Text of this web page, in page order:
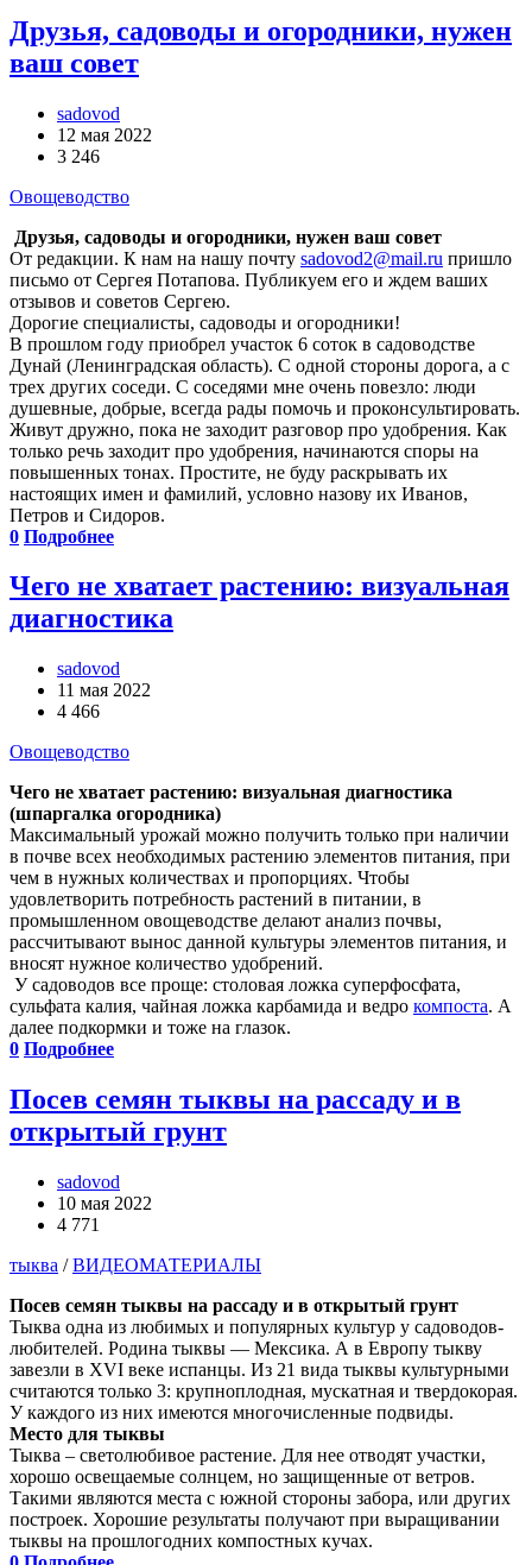
Друзья, садоводы и огородники, нужен
ваш совет
sadovod
12 мая 2022
3 246
Овощеводство
Друзья, садоводы и огородники, нужен ваш совет
От редакции. К нам на нашу почту sadovod2@mail.ru пришло
письмо от Сергея Потапова. Публикуем его и ждем ваших
отзывов и советов Сергею.
Дорогие специалисты, садоводы и огородники!
В прошлом году приобрел участок 6 соток в садоводстве
Дунай (Ленинградская область). С одной стороны дорога, а с
трех других соседи. С соседями мне очень повезло: люди
душевные, добрые, всегда рады помочь и проконсультировать.
Живут дружно, пока не заходит разговор про удобрения. Как
только речь заходит про удобрения, начинаются споры на
повышенных тонах. Простите, не буду раскрывать их
настоящих имен и фамилий, условно назову их Иванов,
Петров и Сидоров.
0 Подробнее
Чего не хватает растению: визуальная
диагностика
sadovod
11 мая 2022
4 466
Овощеводство
Чего не хватает растению: визуальная диагностика
(шпаргалка огородника)
Максимальный урожай можно получить только при наличии
в почве всех необходимых растению элементов питания, при
чем в нужных количествах и пропорциях. Чтобы
удовлетворить потребность растений в питании, в
промышленном овощеводстве делают анализ почвы,
рассчитывают вынос данной культуры элементов питания, и
вносят нужное количество удобрений.
У садоводов все проще: столовая ложка суперфосфата,
сульфата калия, чайная ложка карбамида и ведро компоста. А
далее подкормки и тоже на глазок.
0 Подробнее
Посев семян тыквы на рассаду и в
открытый грунт
sadovod
10 мая 2022
4 771
тыква /ВИДЕОМАТЕРИАЛЫ
Посев семян тыквы на рассаду и в открытый грунт
Тыква одна из любимых и популярных культур у садоводов-
любителей. Родина тыквы — Мексика. А в Европу тыкву
завезли в XVI веке испанцы. Из 21 вида тыквы культурными
считаются только 3: крупноплодная, мускатная и твердокорая.
У каждого из них имеются многочисленные подвиды.
Место для тыквы
Тыква – светолюбивое растение. Для нее отводят участки,
хорошо освещаемые солнцем, но защищенные от ветров.
Такими являются места с южной стороны забора, или других
построек. Хорошие результаты получают при выращивании
тыквы на прошлогодних компостных кучах.